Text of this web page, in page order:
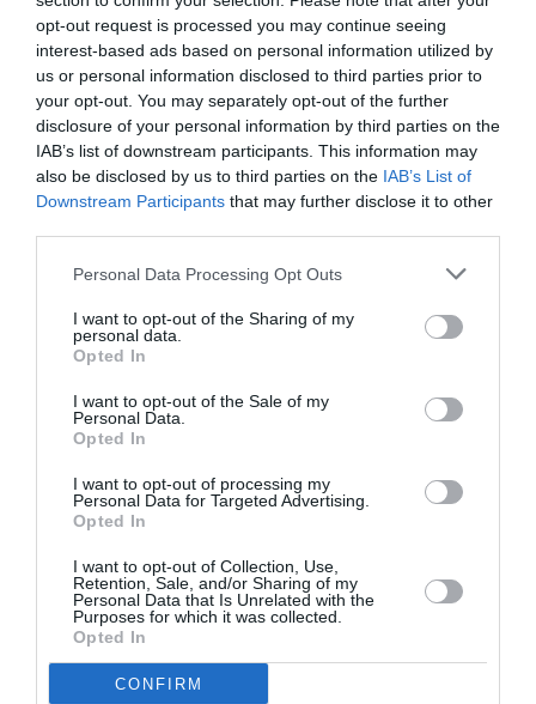
opt-out request is processed you may continue seeing
interest-based ads based on personal information utilized by
us or personal information disclosed to third parties prior to
your opt-out. You may separately opt-out of the further
disclosure of your personal information by third parties on the
IAB’s list of downstream participants. This information may
also be disclosed by us to third parties on the IAB’s List of
Downstream Participants that may further disclose it to other
Personal Data Processing Opt Outs
I want to opt-out of the Sharing of my
personal data.
Opted In
I want to opt-out of the Sale of my
Personal Data.
Opted In
I want to opt-out of processing my
Personal Data for Targeted Advertising.
Opted In
I want to opt-out of Collection, Use,
Retention, Sale, and/or Sharing of my
Personal Data that Is Unrelated with the
Purposes for which it was collected.
Opted In
CONFIRM
Helpera commenté l'article :
19 h 23 sans escale : le Boeing 777F de National
Airlines relie l’Écosse à l’Australie
Sauf si…
a commenté l'article :
diplomatique
LE 8 AOÛT 1908 DANS LE
CIEL : UNE
DÉMONSTRATION